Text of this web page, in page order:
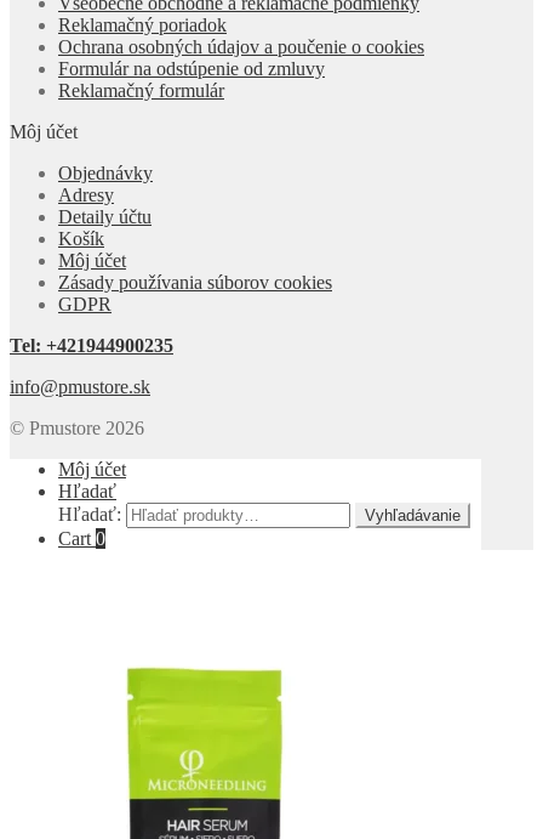
Reklamačný poriadok
Ochrana osobných údajov a poučenie o cookies
Formulár na odstúpenie od zmluvy
Reklamačný formulár
Môj účet
Objednávky
Adresy
Detaily účtu
Košík
Môj účet
Zásady používania súborov cookies
GDPR
Tel: +421944900235
info@pmustore.sk
© Pmustore 2026
Môj účet
Hľadať
Hľadať:
Vyhľadávanie
Cart 0